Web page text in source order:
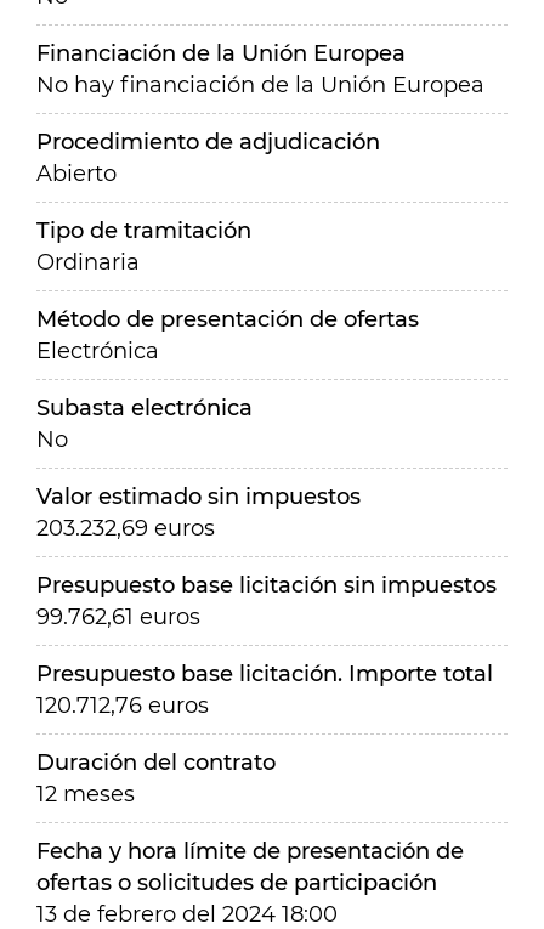
Financiación de la Unión Europea
No hay financiación de la Unión Europea
Procedimiento de adjudicación
Abierto
Tipo de tramitación
Ordinaria
Método de presentación de ofertas
Electrónica
Subasta electrónica
No
Valor estimado sin impuestos
203.232,69 euros
Presupuesto base licitación sin impuestos
99.762,61 euros
Presupuesto base licitación. Importe total
120.712,76 euros
Duración del contrato
12 meses
Fecha y hora límite de presentación de
ofertas o solicitudes de participación
13 de febrero del 2024 18:00